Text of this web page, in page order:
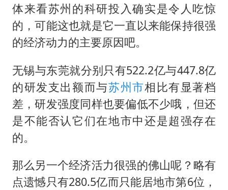
体来看苏州的科研投入确实是令人吃惊
的，可能这也就是它一直以来能保持很强
的经济动力的主要原因吧。
无锡与东莞就分别只有522.2亿与447.8亿
的研发支出额而与苏州市相比有显著档
差，研发强度同样也要偏低不少哦，但还
是不能否认它们在地市中还是超强存在
的。
那么另一个经济活力很强的佛山呢？略有
点遗憾只有280.5亿而只能居地市第6位，